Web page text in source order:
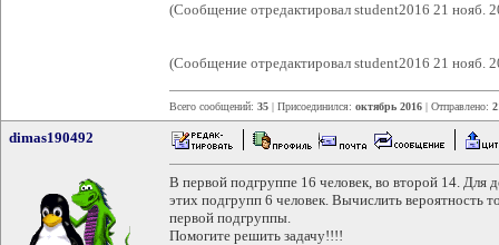
(Сообщение отредактировал student2016 21 нояб.
(Сообщение отредактировал student2016 21 нояб.
Всего сообщений: 35 | Присоединился: октябрь 2016 | Отправлено:
dimas190492
В первой подгруппе 16 человек, во второй 14. Для
этих подгрупп 6 человек. Вычислить вероятность
первой подгруппы.
Помогите решить задачу!!!!